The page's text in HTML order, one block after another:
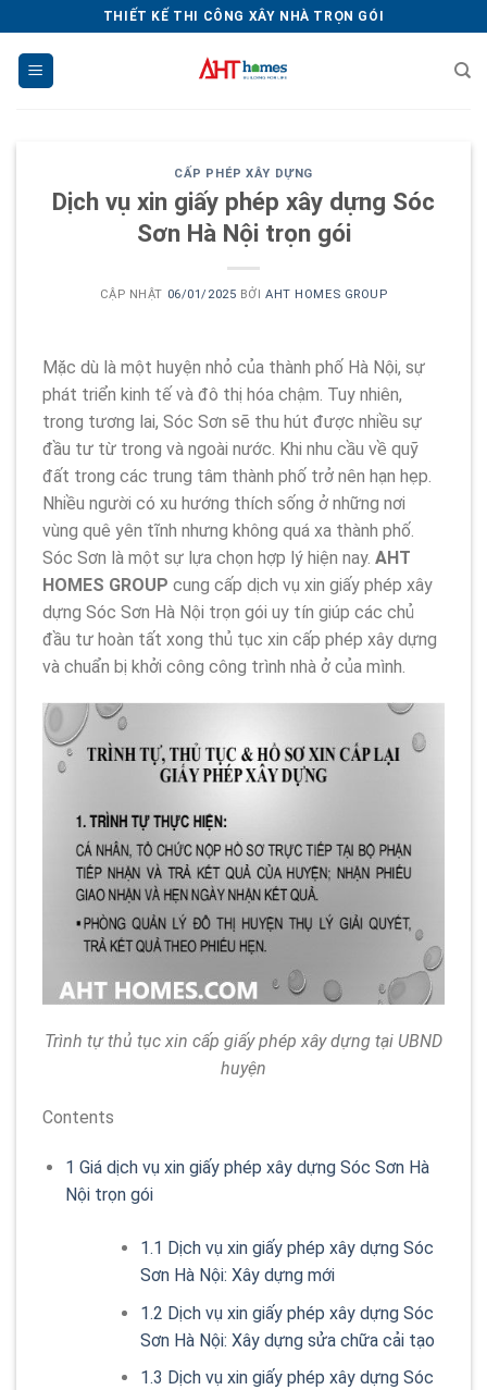
dung
THIẾT KẾ THI CÔNG XÂY NHÀ TRỌN GÓI
CẤP PHÉP XÂY DỰNG
Dịch vụ xin giấy phép xây dựng Sóc
Sơn Hà Nội trọn gói
CẬP NHẬT 06/01/2025 BỞIAHT HOMES GROUP
Mặc dù là một huyện nhỏ của thành phố Hà Nội, sự
phát triển kinh tế và đô thị hóa chậm. Tuy nhiên,
trong tương lai, Sóc Sơn sẽ thu hút được nhiều sự
đầu tư từ trong và ngoài nước. Khi nhu cầu về quỹ
đất trong các trung tâm thành phố trở nên hạn hẹp.
Nhiều người có xu hướng thích sống ở những nơi
vùng quê yên tĩnh nhưng không quá xa thành phố.
Sóc Sơn là một sự lựa chọn hợp lý hiện nay. AHT
HOMES GROUP cung cấp dịch vụ xin giấy phép xây
dựng Sóc Sơn Hà Nội trọn gói uy tín giúp các chủ
đầu tư hoàn tất xong thủ tục xin cấp phép xây dựng
và chuẩn bị khởi công công trình nhà ở của mình.
Trình tự thủ tục xin cấp giấy phép xây dựng tại UBND
huyện
Contents
1 Giá dịch vụ xin giấy phép xây dựng Sóc Sơn Hà
Nội trọn gói
1.1 Dịch vụ xin giấy phép xây dựng Sóc
Sơn Hà Nội: Xây dựng mới
1.2 Dịch vụ xin giấy phép xây dựng Sóc
Sơn Hà Nội: Xây dựng sửa chữa cải tạo
1.3 Dịch vụ xin giấy phép xây dựng Sóc